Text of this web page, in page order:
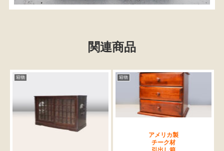
関連商品
箱物 箱物
アメリカ製
チーク材